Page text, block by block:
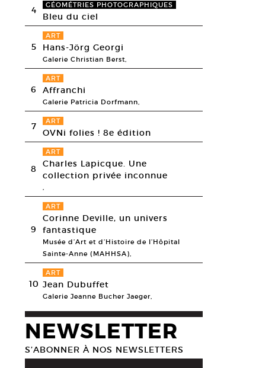
4 GÉOMÉTRIES PHOTOGRAPHIQUES
Bleu du ciel
5
ART
Hans-Jörg Georgi
Galerie Christian Berst,
6
ART
Affranchi
Galerie Patricia Dorfmann,
7 ART
OVNi folies ! 8e édition
8
ART
Charles Lapicque. Une
collection privée inconnue
,
9
ART
Corinne Deville, un univers
fantastique
Musée d’Art et d’Histoire de l’Hôpital
Sainte-Anne (MAHHSA),
10
ART
Jean Dubuffet
Galerie Jeanne Bucher Jaeger,
NEWSLETTER
S’ABONNER À NOS NEWSLETTERS